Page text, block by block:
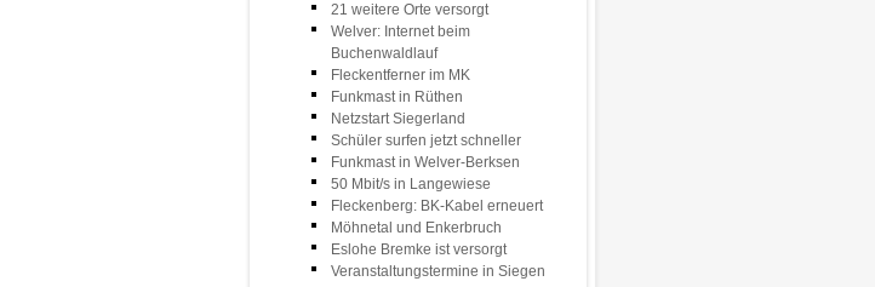
21 weitere Orte versorgt
Welver: Internet beim
Buchenwaldlauf
Fleckentferner im MK
Funkmast in Rüthen
Netzstart Siegerland
Schüler surfen jetzt schneller
Funkmast in Welver-Berksen
50 Mbit/s in Langewiese
Fleckenberg: BK-Kabel erneuert
Möhnetal und Enkerbruch
Eslohe Bremke ist versorgt
Veranstaltungstermine in Siegen